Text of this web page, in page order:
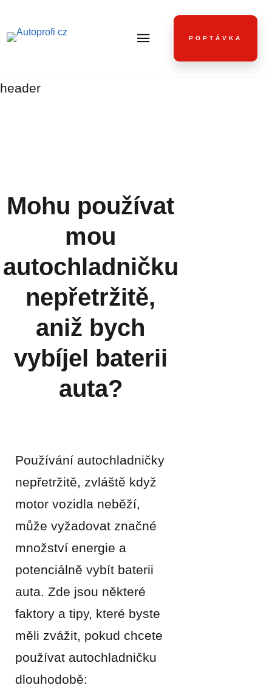
POPTÁVKA
header
Mohu používat
mou
autochladničku
nepřetržitě,
aniž bych
vybíjel baterii
auta?
Používání autochladničky
nepřetržitě, zvláště když
motor vozidla neběží,
může vyžadovat značné
množství energie a
potenciálně vybít baterii
auta. Zde jsou některé
faktory a tipy, které byste
měli zvážit, pokud chcete
používat autochladničku
dlouhodobě: